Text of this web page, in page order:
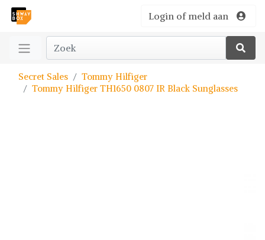
Login of meld aan
Secret Sales
Tommy Hilfiger
Tommy Hilfiger TH1650 0807 IR Black Sunglasses